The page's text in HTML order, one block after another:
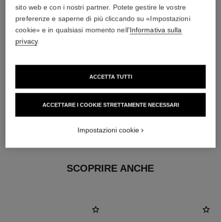
SCOPRIRE ANCHE
sito web e con i nostri partner. Potete gestire le vostre
preferenze e saperne di più cliccando su «Impostazioni
cookie» e in qualsiasi momento nell'Informativa sulla
privacy.
ACCETTARE I COOKIE STRETTAMENTE NECESSARI
ACCETTA TUTTI
Impostazioni cookie